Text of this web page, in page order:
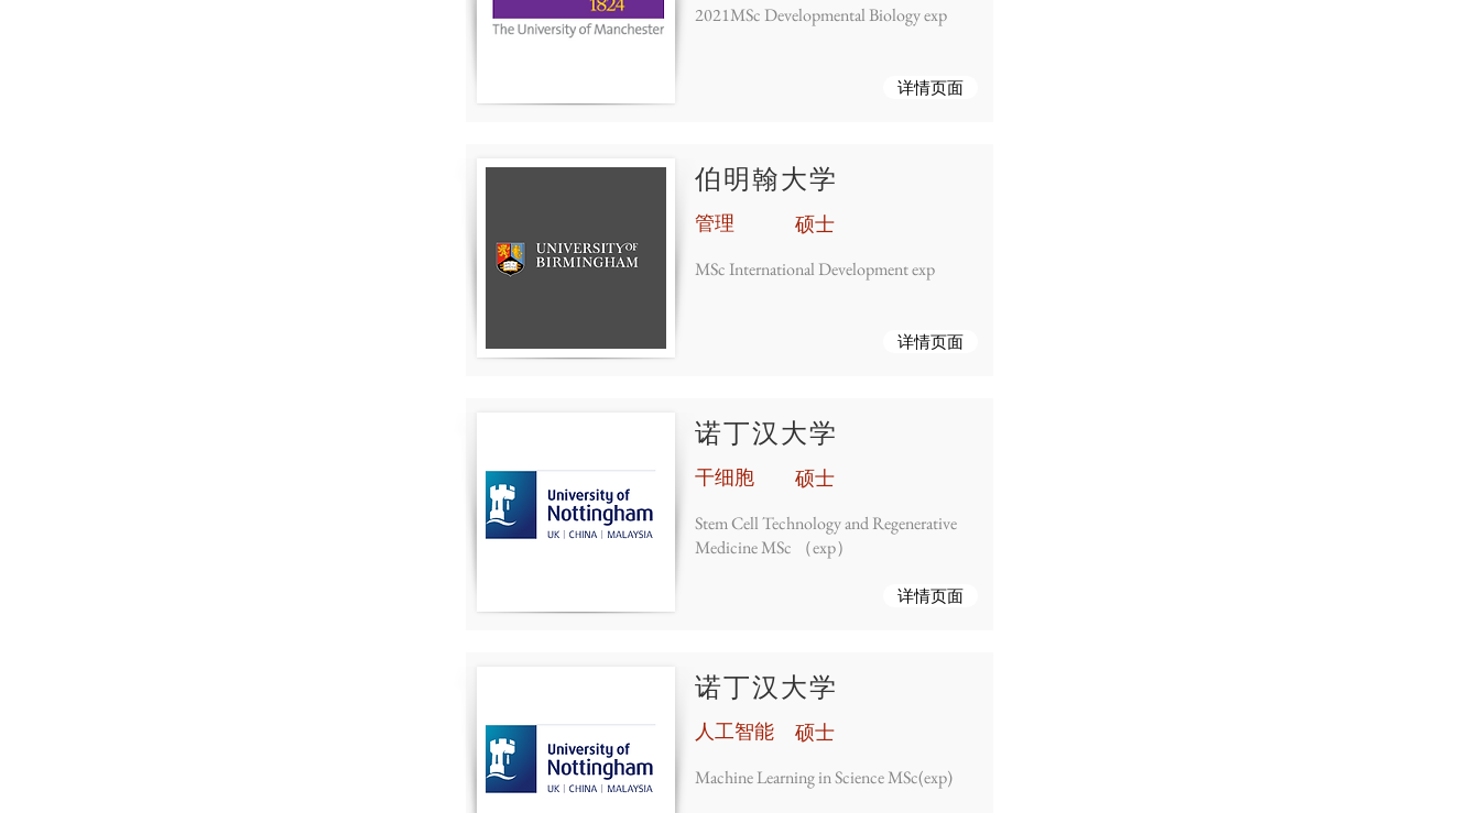
2021MSc Developmental Biology exp
详情页面
伯明翰大学
管理 硕士
MSc International Development exp
详情页面
诺丁汉大学
干细胞 硕士
Stem Cell Technology and Regenerative
Medicine MSc （exp）
详情页面
诺丁汉大学
人工智能 硕士
Machine Learning in Science MSc(exp)